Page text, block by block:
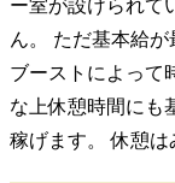
ー室が設けられて
ん。 ただ基本給
ブーストによって
な上休憩時間にも
稼げます。 休憩は